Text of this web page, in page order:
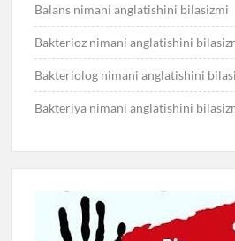
Balans nimani anglatishini bilasizmi
Bakterioz nimani anglatishini
Bakteriolog nimani anglatishini
Bakteriya nimani anglatishini